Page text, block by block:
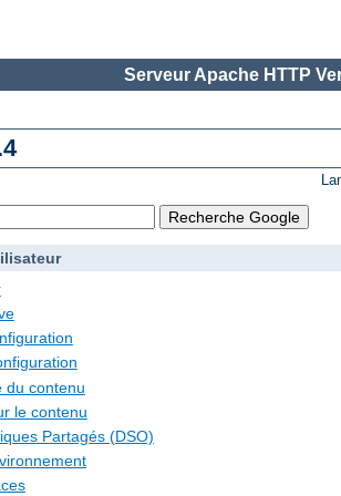
Serveur Apache HTTP
du contenu
le contenu
Partagés (DSO)